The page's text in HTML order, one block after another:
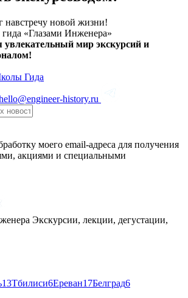
навстречу новой жизни!
«Глазами Инженера»
увлекательный мир экскурсий и
Гида
history.ru
моего email-адреса для получения
акциями и специальными
Экскурсии, лекции, дегустации,
13Тбилиси6Ереван17Белград6